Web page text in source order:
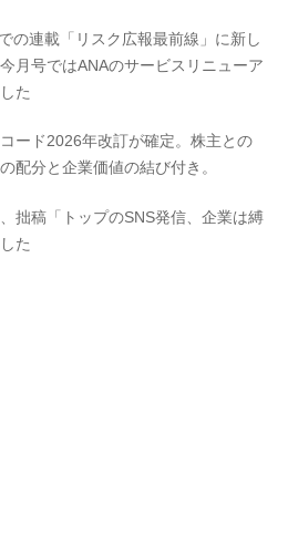
の連載「リスク広報最前線」に新し
月号ではANAのサービスリニューア
た
ード2026年改訂が確定。株主との
配分と企業価値の結び付き。
拙稿「トップのSNS発信、企業は縛
た